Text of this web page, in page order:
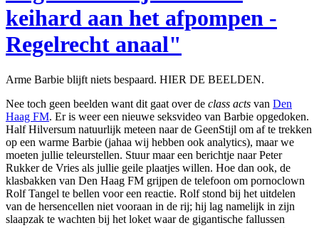
keihard aan het afpompen -
Regelrecht anaal"
Arme Barbie blijft niets bespaard. HIER DE BEELDEN.
Nee toch geen beelden want dit gaat over de class acts van Den
Haag FM. Er is weer een nieuwe seksvideo van Barbie opgedoken.
Half Hilversum natuurlijk meteen naar de GeenStijl om af te trekken
op een warme Barbie (jahaa wij hebben ook analytics), maar we
moeten jullie teleurstellen. Stuur maar een berichtje naar Peter
Rukker de Vries als jullie geile plaatjes willen. Hoe dan ook, de
klasbakken van Den Haag FM grijpen de telefoon om pornoclown
Rolf Tangel te bellen voor een reactie. Rolf stond bij het uitdelen
van de hersencellen niet vooraan in de rij; hij lag namelijk in zijn
slaapzak te wachten bij het loket waar de gigantische fallussen